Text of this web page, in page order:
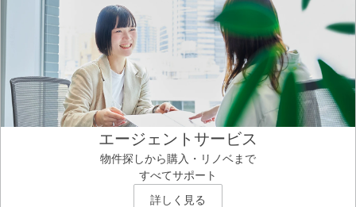
エージェントサービス
物件探しから購入・リノベまで
すべてサポート
詳しく見る